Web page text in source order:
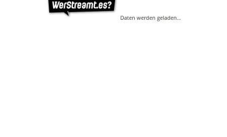
Daten werden geladen…